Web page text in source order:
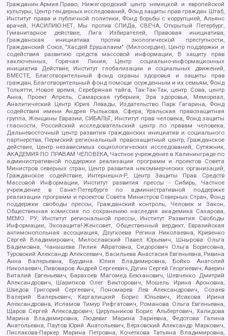
Гражданин.Армия.Право, Нижегородский центр немецкой и европейской
культуры, Центр гендерных исследований, Фонд защиты прав граждан Штаб,
Институт права и публичной политики, Фонд борьбы с коррупцией, Альянс
врачей, НАСИЛИЮ.НЕТ, Мы против СПИДа, СВЕЧА, Открытый Петербург,
Гуманитарное действие, Лига Избирателей, Правовая инициатива,
Гражданская инициатива против экологической преступности,
Гражданский Союз, "Хасдей Ерушалаим" (Милосердие), Центр поддержки и
содействия развитию средств массовой информации, В защиту прав
заключенных, Горячая Линия, Центр социально-информационных
инициатив Действие, Институт глобализации и социальных движений,
ВМЕСТЕ, Благотворительный фонд охраны здоровья и защиты прав
граждан, Благотворительный фонд помощи осужденным и их семьям, Фонд
Тольятти, Новое время, Серебряная тайга, Так-Так-Так, центр Сова, центр
Анна, Проект Апрель, Самарская губерния, Эра здоровья, Мемориал,
Аналитический Центр Юрия Левады, Издательство Парк Гагарина, Фонд
содействия имени Андрея Рылькова, Сфера, Уральская правозащитная
группа, Женщины Евразии, СИБАЛЬТ, Институт прав человека, Фонд защиты
гласности, Российский исследовательский центр по правам человека,
Дальневосточный центр развития гражданских инициатив и социального
партнерства, Пермский региональный правозащитный центр, Гражданское
действие, Центр независимых социологических исследований, Сутяжник,
АКАДЕМИЯ ПО ПРАВАМ ЧЕЛОВЕКА, Частное учреждение в Калининграде по
административной поддержке реализации программ и проектов Совета
Министров северных стран, Центр развития некоммерческих организаций,
Гражданское содействие, Интернешнл-Р, Центр Защиты Прав Средств
Массовой Информации, Институт развития прессы - Сибирь, Частное
учреждение в Санкт-Петербурге по административной поддержке
реализации программ и проектов Совета Министров Северных Стран, Фонд
поддержки свободы прессы, Гражданский контроль, Человек и Закон,
Общественная комиссия по сохранению наследия академика Сахарова,
МЕМО. РУ, Институт региональной прессы, Институт Развития Свободы
Информации, Экозащита!-Женсовет, Общественный вердикт, Евразийская
антимонопольная ассоциация, Дзугкоева Регина Николаевна, Кривенко
Сергей Владимирович, Милославский Павел Юрьевич, Шнырова Ольга
Вадимовна, Чанышева Лилия Айратовна, Сидорович Ольга Борисовна,
Туровский Александр Алексеевич, Васильева Анастасия Евгеньевна, Ривина
Анна Валерьевна, Бурдина Юлия Владимировна, Бойко Анатолий
Николаевич, Пивоваров Андрей Сергеевич, Дугин Сергей Георгиевич, Аверин
Виталий Евгеньевич, Барахоев Магомед Бекханович, Шевченко Дмитрий
Александрович, Шарипков Олег Викторович, Мошель Ирина Ароновна,
Шведов Григорий Сергеевич, Пономарев Лев Александрович, Созаев
Валерий Валерьевич, Каргалицкий Борис Юльевич, Исакова Ирина
Александровна, Исламов Тимур Рифгатович, Романова Ольга Евгеньевна,
Щаров Сергей Алексадрович, Цирульников Борис Альбертович, Халидова
Марина Владимировна, Людевиг Марина Зариевна, Федотова Галина
Анатольевна, Паутов Юрий Анатольевич, Верховский Александр Маркович,
Пислакова-Паркер Марина Петровна, Кочеткова Татьяна Владимировна,